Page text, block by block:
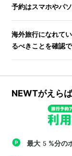
予約はスマホやパ
海外旅行になれて
るべきことを確認
NEWTがえら
最大5%分の